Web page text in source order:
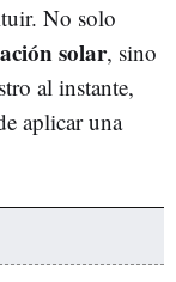
No solo
solar, sino
al instante,
aplicar una